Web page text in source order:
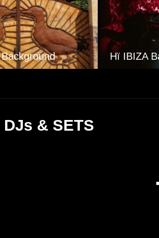
& SETS